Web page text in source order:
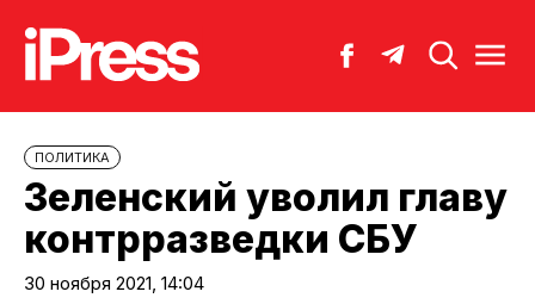
ПОЛИТИКА
Зеленский уволил главу
контрразведки СБУ
30 ноября 2021, 14:04